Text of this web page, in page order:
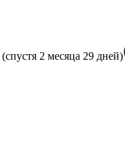
(спустя 2 месяца 29 дней)